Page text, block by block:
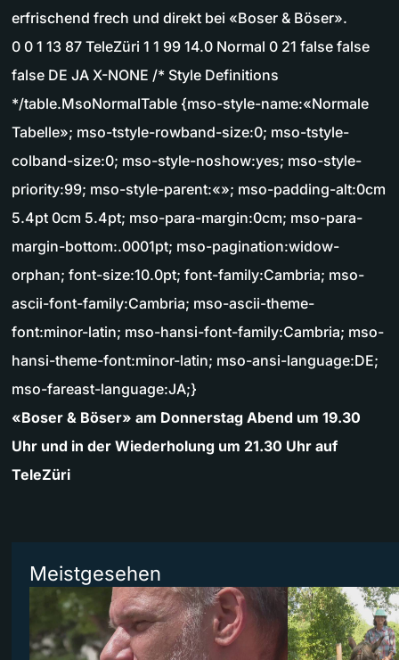
erfrischend frech und direkt bei «Boser & Böser».
0 0 1 13 87 TeleZüri 1 1 99 14.0 Normal 0 21 false false
false DE JA X-NONE /* Style Definitions
*/table.MsoNormalTable {mso-style-name:«Normale
Tabelle»; mso-tstyle-rowband-size:0; mso-tstyle-
colband-size:0; mso-style-noshow:yes; mso-style-
priority:99; mso-style-parent:«»; mso-padding-alt:0cm
5.4pt 0cm 5.4pt; mso-para-margin:0cm; mso-para-
margin-bottom:.0001pt; mso-pagination:widow-
orphan; font-size:10.0pt; font-family:Cambria; mso-
ascii-font-family:Cambria; mso-ascii-theme-
font:minor-latin; mso-hansi-font-family:Cambria; mso-
hansi-theme-font:minor-latin; mso-ansi-language:DE;
mso-fareast-language:JA;}
«Boser & Böser» am Donnerstag Abend um 19.30
Uhr und in der Wiederholung um 21.30 Uhr auf
TeleZüri
Meistgesehen